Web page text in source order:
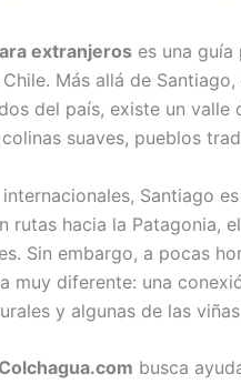
extranjeros es una guía
Más allá de
del país, existe un
suaves, pueblos
Santiago
rutas hacia la Patagonia,
Sin embargo, a pocas
muy diferente: una
y algunas de las
busca